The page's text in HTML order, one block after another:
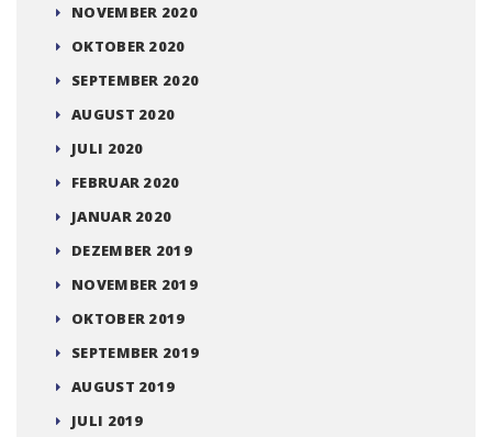
NOVEMBER 2020
OKTOBER 2020
SEPTEMBER 2020
AUGUST 2020
JULI 2020
FEBRUAR 2020
JANUAR 2020
DEZEMBER 2019
NOVEMBER 2019
OKTOBER 2019
SEPTEMBER 2019
AUGUST 2019
JULI 2019